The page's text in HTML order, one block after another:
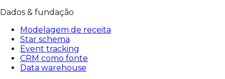
Dados & fundação
Modelagem de receita
Star schema
Event tracking
CRM como fonte
Data warehouse